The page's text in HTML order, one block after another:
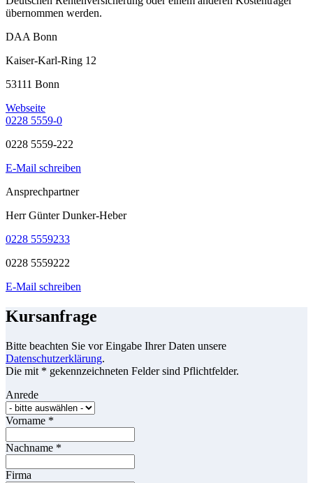
übernommen werden.
DAA Bonn
Kaiser-Karl-Ring 12
53111 Bonn
Webseite
0228 5559-0
0228 5559-222
E-Mail schreiben
Ansprechpartner
Herr Günter Dunker-Heber
0228 5559233
0228 5559222
E-Mail schreiben
Kursanfrage
Bitte beachten Sie vor Eingabe Ihrer Daten unsere
Datenschutzerklärung.
Die mit * gekennzeichneten Felder sind Pflichtfelder.
Anrede
Vorname *
Nachname *
Firma